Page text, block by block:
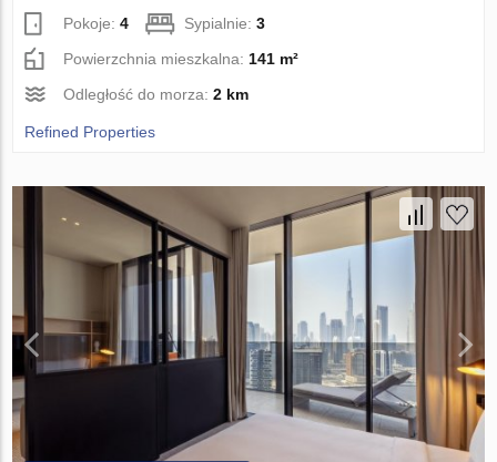
Pokoje:4 Sypialnie:3
Powierzchnia mieszkalna: 141 m²
Odległość do morza:2 km
Refined Properties